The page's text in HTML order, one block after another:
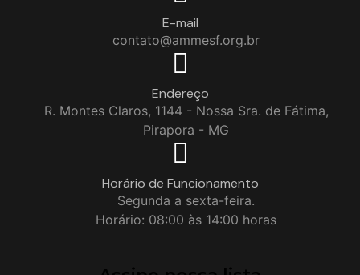
E-mail
contato@ammesf.org.br
Endereço
R. Montes Claros, 1144 - Nossa Sra. de Fátima,
Pirapora - MG
Horário de Funcionamento
Segunda a sexta-feira.
Horário: 08:00 às 14:00 horas